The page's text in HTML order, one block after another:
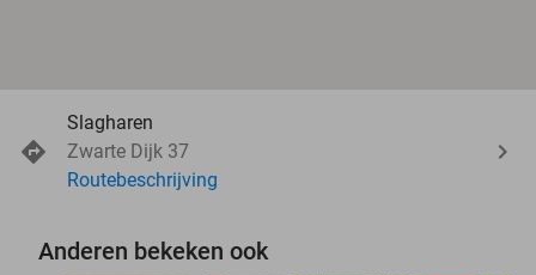
Slagharen
Zwarte Dijk 37
Routebeschrijving
Anderen bekeken ook